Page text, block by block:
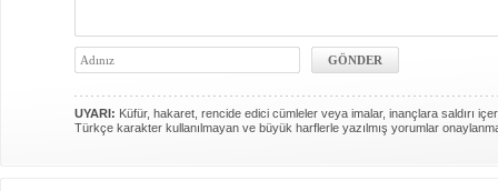
UYARI: Küfür, hakaret, rencide edici cümleler veya imalar, inançlara saldırı
Türkçe karakter kullanılmayan ve büyük harflerle yazılmış yorumlar